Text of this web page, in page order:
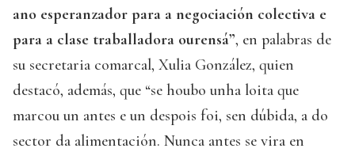
ano esperanzador para a negociación colectiva e
para a clase traballadora ourensá”, en palabras de
su secretaria comarcal, Xulia González, quien
destacó, además, que “se houbo unha loita que
marcou un antes e un despois foi, sen dúbida, a do
sector da alimentación. Nunca antes se vira en